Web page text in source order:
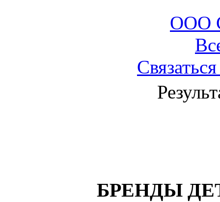
ООО
БРЕНДЫ